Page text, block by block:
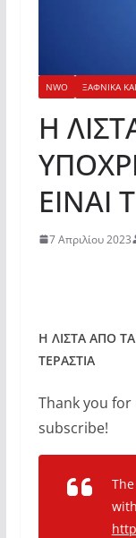
NWO ΞΑΦΝΙΚΑ
Η
ΕΙΝΑΙ
7 Απριλίου 2023
Η ΛΙΣΤΑ ΑΠΟ
ΤΕΡΑΣΤΙΑ
Thank you
subscribe!